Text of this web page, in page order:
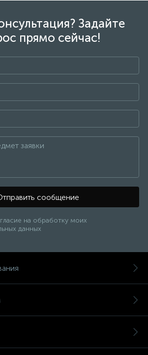
водонагреватель имеет массу
денежных трат, так как газ – это
накопительному баку у Вас
запас нагретой воды, которую
для различных
нужд.
Газовый
водонагреватель позволяет легко
температуру нагрева при
остывать воде в резервуаре.
является идеальным
семей. Его можно подключить
водозаборным точкам и
Задайте
прямо сейчас!
сообщение
на обработку моих
данных